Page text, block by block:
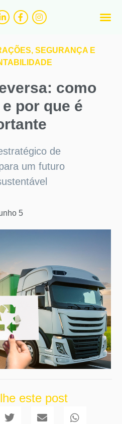
, SEGURANÇA E
como
por que é
de
um futuro
5
este post